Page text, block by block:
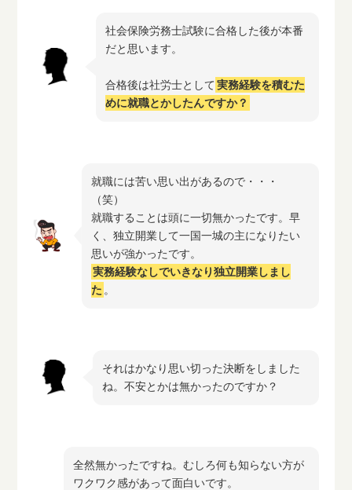
社会保険労務士試験に合格した後が本番
だと思います。
合格後は社労士として 実務経験を積むた
めに就職とかしたんですか？
就職には苦い思い出があるので・・・
（笑）
就職することは頭に一切無かったです。早
く、独立開業して一国一城の主になりたい
思いが強かったです。
実務経験なしでいきなり独立開業しまし
た 。
それはかなり思い切った決断をしました
ね。不安とかは無かったのですか？
全然無かったですね。むしろ何も知らない方が
ワクワク感があって面白いです。